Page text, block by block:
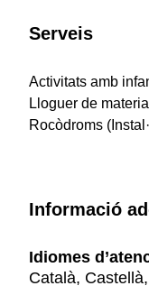
Serveis
Activitats amb
Lloguer de material
Rocòdroms
Informació
Idiomes
Català,